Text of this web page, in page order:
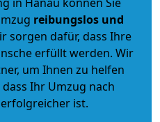
reibungslos und
sorgen dafür, dass Ihre
erfüllt werden. Wir
um Ihnen zu helfen
Ihr Umzug nach
ist.